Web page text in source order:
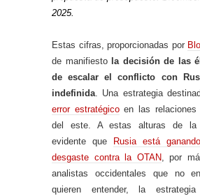
2025.
Estas cifras, proporcionadas por
de manifiesto la decisión de las
de escalar el conflicto con
indefinida. Una estrategia
error estratégicoen las relaciones
del este. A estas alturas de la
evidente que
Rusia está
desgaste contra la OTAN, por
analistas occidentales que no
quieren entender, la